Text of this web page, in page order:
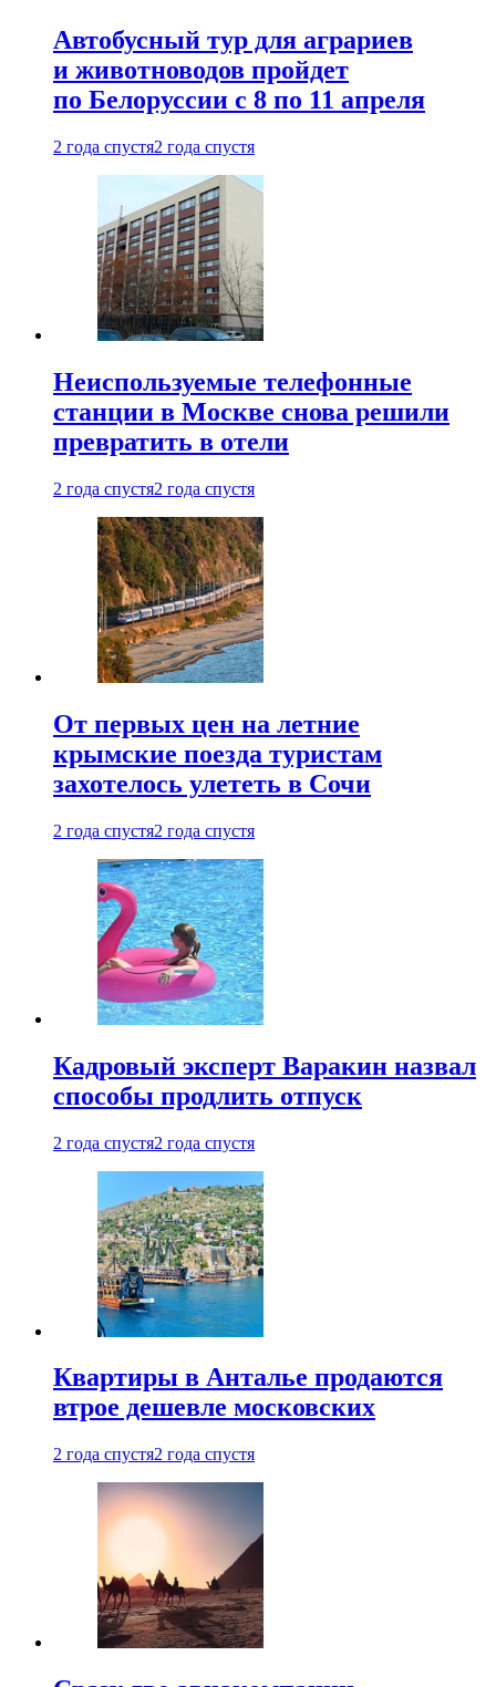
Автобусный тур для аграриев
и животноводов пройдет
по Белоруссии с 8 по 11 апреля
2 года спустя2 года спустя
Неиспользуемые телефонные
станции в Москве снова решили
превратить в отели
2 года спустя2 года спустя
От первых цен на летние
крымские поезда туристам
захотелось улететь в Сочи
2 года спустя2 года спустя
Кадровый эксперт Варакин назвал
способы продлить отпуск
2 года спустя2 года спустя
Квартиры в Анталье продаются
втрое дешевле московских
2 года спустя2 года спустя